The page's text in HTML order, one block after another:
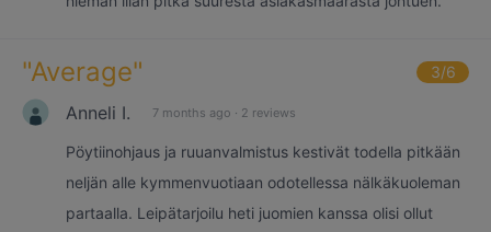
"Average" 3/6
Anneli I. 7 months ago · 2 reviews
Pöytiinohjaus ja ruuanvalmistus kestivät todella pitkään
neljän alle kymmenvuotiaan odotellessa nälkäkuoleman
partaalla. Leipätarjoilu heti juomien kanssa olisi ollut